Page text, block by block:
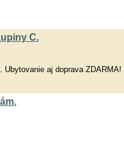
C.
aj doprava ZDARMA!